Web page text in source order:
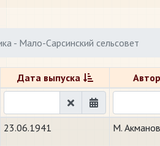
- Мало-Сарсинский сельсовет
Дата выпуска
23.06.1941 М. Акманов